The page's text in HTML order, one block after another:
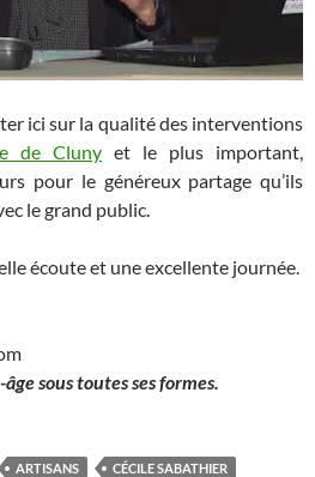
ici sur la qualité des interventions
de Cluny et le plus important,
pour le généreux partage qu’ils
le grand public.
écoute et une excellente journée.
sous toutes ses formes.
ARTISANS
CÉCILE SABATHIER